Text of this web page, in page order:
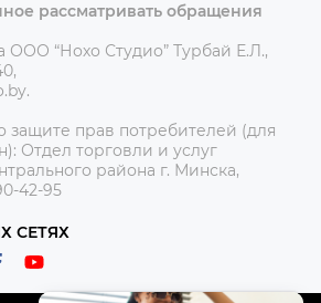
рассматривать обращения
ООО “Нохо Студио” Турбай Е.Л.,
прав потребителей (для
Отдел торговли и услуг
района г. Минска,
42-95
СЕТЯХ